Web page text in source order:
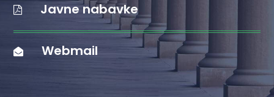
Javne nabavke
Webmail